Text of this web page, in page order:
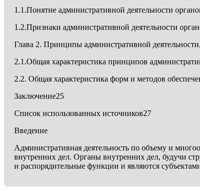
1.1.Понятие административной деятельности
1.2.Признаки административной деятельности
Глава 2. Принципы административной
2.1.Общая характеристика принципов
2.2. Общая характеристика форм и методов
Заключение25
Список использованных источников27
Введение
Административная деятельность по объему и
внутренних дел. Органы внутренних дел, будучи
и распорядительные функции и являются